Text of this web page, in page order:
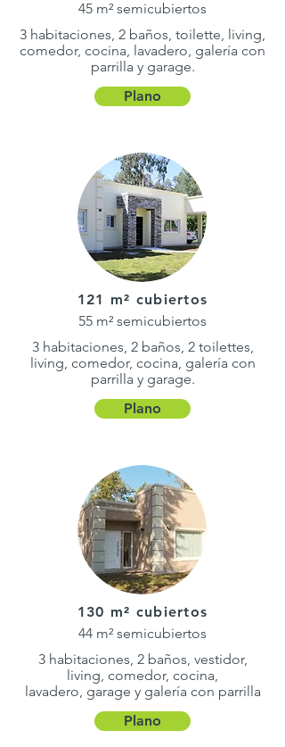
45 m² semicubiertos
3 habitaciones, 2 baños, toilette, living,
comedor, cocina, lavadero, galería con
parrilla y garage.
Plano
121 m² cubiertos
55 m² semicubiertos
3 habitaciones, 2 baños, 2 toilettes,
living, comedor, cocina, galería con
parrilla y garage.
Plano
130 m² cubiertos
44 m² semicubiertos
3 habitaciones, 2 baños, vestidor,
living, comedor, cocina,
lavadero, garage y galería con parrilla
Plano